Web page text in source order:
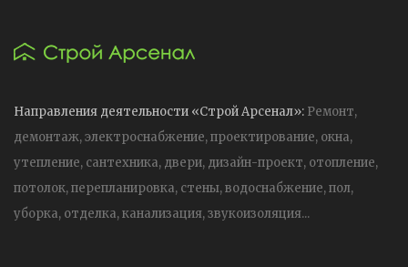
Направления деятельности «Строй Арсенал»: Ремонт,
демонтаж, электроснабжение, проектирование, окна,
утепление, сантехника, двери, дизайн-проект, отопление,
потолок, перепланировка, стены, водоснабжение, пол,
уборка, отделка, канализация, звукоизоляция...